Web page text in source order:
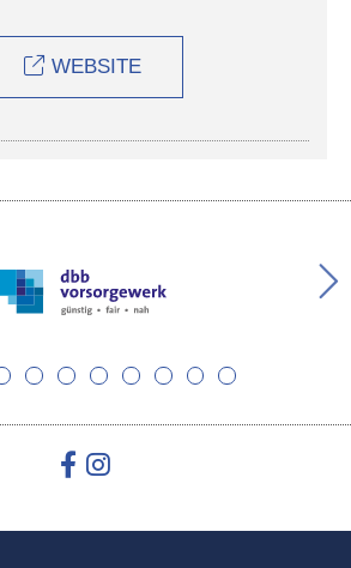
WEBSITE